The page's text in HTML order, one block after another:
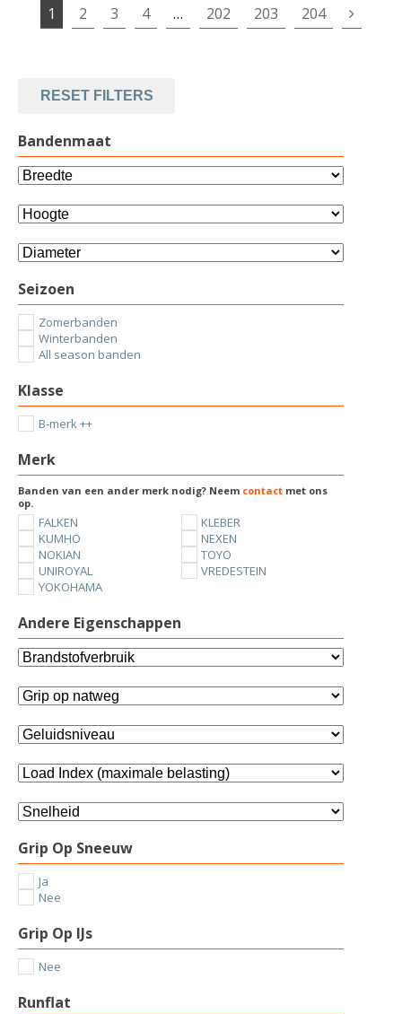
1 2 3 4 … 202 203 204
RESET FILTERS
Bandenmaat
Seizoen
Zomerbanden
Winterbanden
All season banden
Klasse
B-merk ++
Merk
Banden van een ander merk nodig? Neem contact met ons
op.
FALKEN
KLEBER
KUMHO
NEXEN
NOKIAN
TOYO
UNIROYAL
VREDESTEIN
YOKOHAMA
Andere Eigenschappen
Grip Op Sneeuw
Ja
Nee
Grip Op IJs
Nee
Runflat